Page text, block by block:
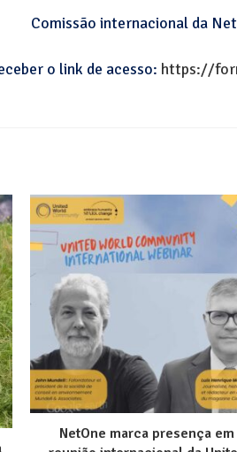
Comissão internacional da
o link de acesso: https://
NetOne marca presença em